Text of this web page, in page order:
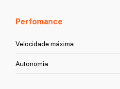
Perfomance
Velocidade máxima
Autonomia